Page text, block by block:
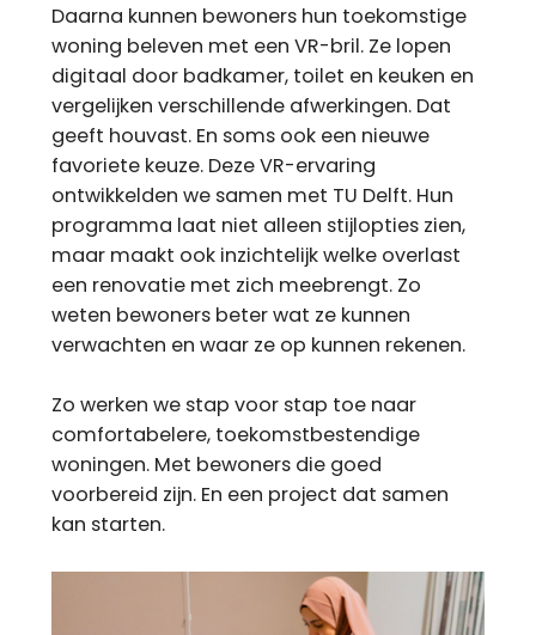
Daarna kunnen bewoners hun toekomstige
woning beleven met een VR-bril. Ze lopen
digitaal door badkamer, toilet en keuken en
vergelijken verschillende afwerkingen. Dat
geeft houvast. En soms ook een nieuwe
favoriete keuze. Deze VR-ervaring
ontwikkelden we samen met TU Delft. Hun
programma laat niet alleen stijlopties zien,
maar maakt ook inzichtelijk welke overlast
een renovatie met zich meebrengt. Zo
weten bewoners beter wat ze kunnen
verwachten en waar ze op kunnen rekenen.
Zo werken we stap voor stap toe naar
comfortabelere, toekomstbestendige
woningen. Met bewoners die goed
voorbereid zijn. En een project dat samen
kan starten.